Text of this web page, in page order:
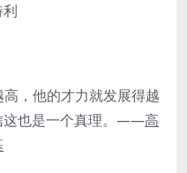
，他的才力就发展得越
这也是一个真理。——高